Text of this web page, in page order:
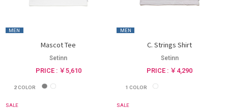
MEN
Mascot Tee
Setinn
PRICE : ￥5,610
2COLOR
MEN
C. Strings Shirt
Setinn
PRICE : ￥4,290
1 COLOR
SALE SALE